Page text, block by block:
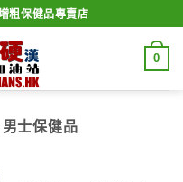
粗保健品專賣店
0
男士保健品